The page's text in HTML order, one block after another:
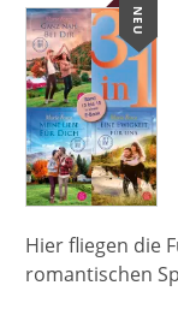
NEU
Hier fliegen die
romantischen